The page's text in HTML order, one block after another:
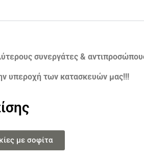
συνεργάτες &
υπεροχή των κατασκευών μας!!!
με σοφίτα